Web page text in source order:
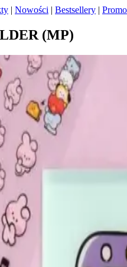
| Nowości | Bestsellery |
(MP)